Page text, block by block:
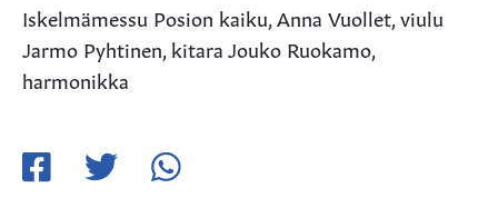
Iskelmämessu Posion kaiku, Anna Vuollet, viulu
Jarmo Pyhtinen, kitara Jouko Ruokamo,
harmonikka